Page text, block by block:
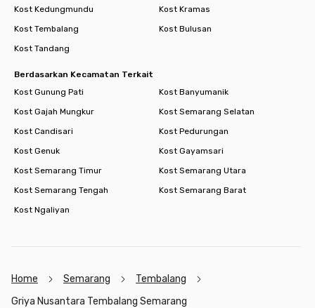
Kost Kedungmundu
Kost Kramas
Kost Tembalang
Kost Bulusan
Kost Tandang
Berdasarkan Kecamatan Terkait
Kost Gunung Pati
Kost Banyumanik
Kost Gajah Mungkur
Kost Semarang Selatan
Kost Candisari
Kost Pedurungan
Kost Genuk
Kost Gayamsari
Kost Semarang Timur
Kost Semarang Utara
Kost Semarang Tengah
Kost Semarang Barat
Kost Ngaliyan
Home Semarang
Tembalang
Griya Nusantara Tembalang Semarang